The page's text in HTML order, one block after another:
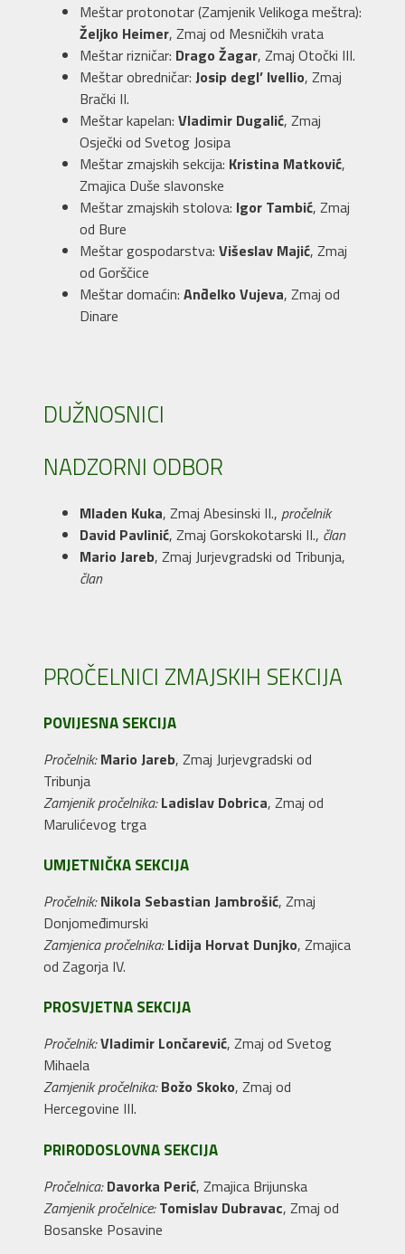
Meštar protonotar (Zamjenik Velikoga meštra):
Željko Heimer, Zmaj od Mesničkih vrata
Meštar rizničar: Drago Žagar, Zmaj Otočki III.
Meštar obredničar: Josip degl’ Ivellio, Zmaj
Brački II.
Meštar kapelan: Vladimir Dugalić, Zmaj
Osječki od Svetog Josipa
Meštar zmajskih sekcija: Kristina Matković,
Zmajica Duše slavonske
Meštar zmajskih stolova: Igor Tambić, Zmaj
od Bure
Meštar gospodarstva: Višeslav Majić, Zmaj
od Gorščice
Meštar domaćin: Anđelko Vujeva, Zmaj od
Dinare
DUŽNOSNICI
NADZORNI ODBOR
Mladen Kuka, Zmaj Abesinski II., pročelnik
David Pavlinić, Zmaj Gorskokotarski II., član
Mario Jareb, Zmaj Jurjevgradski od Tribunja,
član
PROČELNICI ZMAJSKIH SEKCIJA
POVIJESNA SEKCIJA
Pročelnik: Mario Jareb, Zmaj Jurjevgradski od
Tribunja
Zamjenik pročelnika: Ladislav Dobrica, Zmaj od
Marulićevog trga
UMJETNIČKA SEKCIJA
Pročelnik: Nikola Sebastian Jambrošić, Zmaj
Donjomeđimurski
Zamjenica pročelnika: Lidija Horvat Dunjko, Zmajica
od Zagorja IV.
PROSVJETNA SEKCIJA
Pročelnik:Vladimir Lončarević, Zmaj od Svetog
Mihaela
Zamjenik pročelnika: Božo Skoko, Zmaj od
Hercegovine III.
PRIRODOSLOVNA SEKCIJA
Pročelnica: Davorka Perić, Zmajica Brijunska
Zamjenik pročelnice: Tomislav Dubravac, Zmaj od
Bosanske Posavine